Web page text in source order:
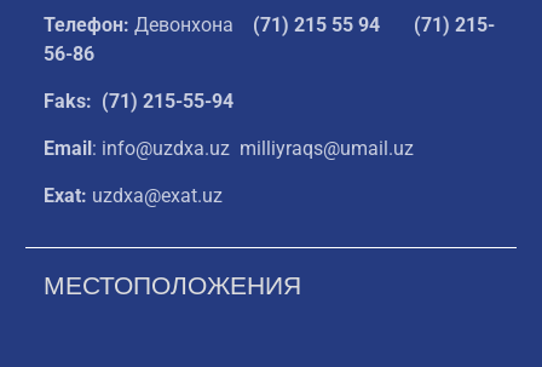
Телефон: Девонхона (71) 215 55 94
(71) 215-
56-86
Faks: (71) 215-55-94
Email: info@uzdxa.uz milliyraqs@umail.uz
Exat: uzdxa@exat.uz
МЕСТОПОЛОЖЕНИЯ